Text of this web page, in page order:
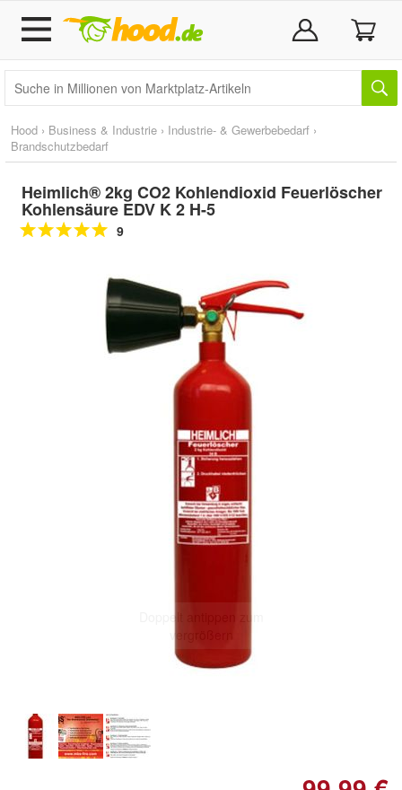
Hood › Business & Industrie › Industrie- & Gewerbebedarf ›
Brandschutzbedarf
Heimlich® 2kg CO2 Kohlendioxid Feuerlöscher
Kohlensäure EDV K 2 H-5
9